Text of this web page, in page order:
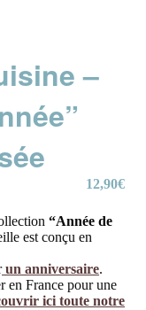
–
12,90€
“Année de
est conçu en
un anniversaire.
en France pour une
ici toute notre